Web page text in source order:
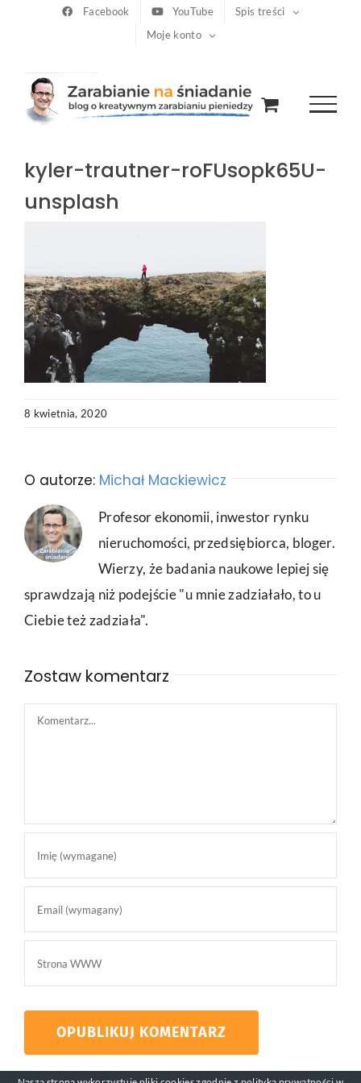
Facebook YouTube
Spis treści
Moje konto
kyler-trautner-roFUsopk65U-
unsplash
8 kwietnia, 2020
O autorze: Michał Mackiewicz
Profesor ekonomii, inwestor rynku
nieruchomości, przedsiębiorca, bloger.
Wierzy, że badania naukowe lepiej się
sprawdzają niż podejście "u mnie zadziałało, to u
Ciebie też zadziała".
Zostaw komentarz
Comment